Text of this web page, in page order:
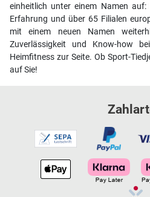
einheitlich unter einem Namen
Erfahrung und über 65 Filialen
mit einem neuen Namen
Zuverlässigkeit und Know-how
Heimfitness zur Seite. Ob Sport-
auf Sie!